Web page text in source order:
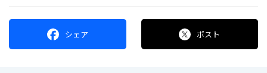
シェア ポスト